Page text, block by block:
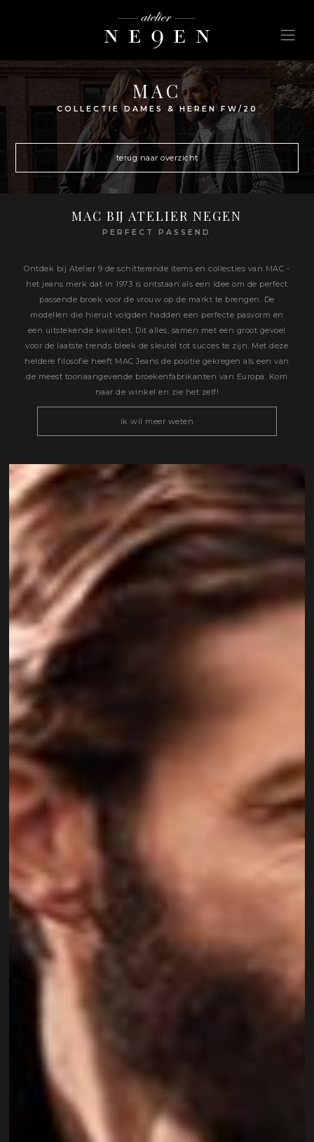
MAC
COLLECTIE DAMES & HEREN FW/20
terug naar overzicht
MAC BIJ ATELIER NEGEN
PERFECT PASSEND
Ontdek bij Atelier 9 de schitterende items en collecties van MAC -
het jeans merk dat in 1973 is ontstaan als een idee om de perfect
passende broek voor de vrouw op de markt te brengen. De
modellen die hieruit volgden hadden een perfecte pasvorm en
een uitstekende kwaliteit. Dit alles, samen met een groot gevoel
voor de laatste trends bleek de sleutel tot succes te zijn. Met deze
heldere filosofie heeft MAC Jeans de positie gekregen als een van
de meest toonaangevende broekenfabrikanten van Europa. Kom
naar de winkel en zie het zelf!
ik wil meer weten